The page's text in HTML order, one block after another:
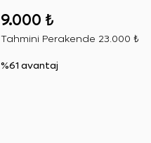
9.000 ₺
Tahmini Perakende 23.000 ₺
%61 avantaj